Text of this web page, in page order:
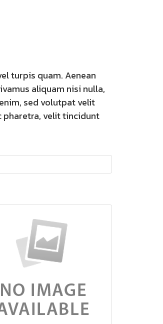
turpis quam. Aenean
aliquam nisi nulla,
sed volutpat velit
pharetra, velit tincidunt